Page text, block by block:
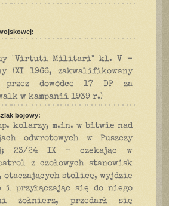
"Virtuti Militari" kl. V -
(XI 1966, zakwalifikowany
przez dowódcę 17 DP za
w kampanii 1939 r.)
bojowy:
kolarzy, m.in. w bitwie nad
odwrotowych w Puszczy
23/24 IX - czekając w
z czołowych stanowisk
otaczających stolicę, wyjdzie
i przyłączając się do niego
żołnierz, przedarł się